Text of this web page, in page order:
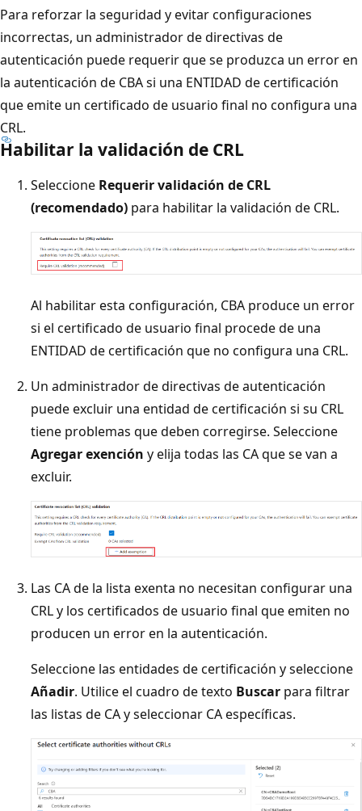
Para reforzar la seguridad y evitar configuraciones
incorrectas, un administrador de directivas de
autenticación puede requerir que se produzca un error en
la autenticación de CBA si una ENTIDAD de certificación
que emite un certificado de usuario final no configura una
CRL.
Habilitar la validación de CRL
Seleccione Requerir validación de CRL
(recomendado) para habilitar la validación de CRL.
Al habilitar esta configuración, CBA produce un error
si el certificado de usuario final procede de una
ENTIDAD de certificación que no configura una CRL.
Un administrador de directivas de autenticación
puede excluir una entidad de certificación si su CRL
tiene problemas que deben corregirse. Seleccione
Agregar exención y elija todas las CA que se van a
excluir.
Las CA de la lista exenta no necesitan configurar una
CRL y los certificados de usuario final que emiten no
producen un error en la autenticación.
Seleccione las entidades de certificación y seleccione
Añadir. Utilice el cuadro de texto Buscar para filtrar
las listas de CA y seleccionar CA específicas.